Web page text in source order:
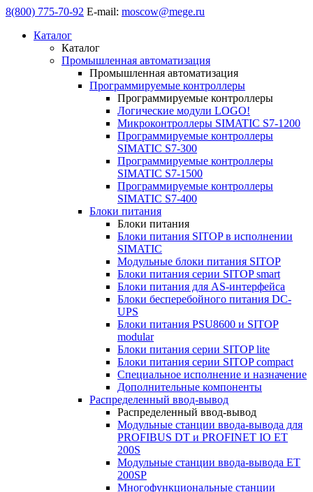
8(800) 775-70-92 E-mail: moscow@mege.ru
Каталог
Каталог
Промышленная автоматизация
Промышленная автоматизация
Программируемые контроллеры
Программируемые контроллеры
Логические модули LOGO!
Микроконтроллеры SIMATIC S7-1200
Программируемые контроллеры
SIMATIC S7-300
Программируемые контроллеры
SIMATIC S7-1500
Программируемые контроллеры
SIMATIC S7-400
Блоки питания
Блоки питания
Блоки питания SITOP в исполнении
SIMATIC
Модульные блоки питания SITOP
Блоки питания серии SITOP smart
Блоки питания для AS-интерфейса
Блоки бесперебойного питания DC-
UPS
Блоки питания PSU8600 и SITOP
modular
Блоки питания серии SITOP lite
Блоки питания серии SITOP compact
Специальное исполнение и назначение
Дополнительные компоненты
Распределенный ввод-вывод
Распределенный ввод-вывод
Модульные станции ввода-вывода для
PROFIBUS DT и PROFINET IO ET
200S
Модульные станции ввода-вывода ET
200SP
Многофункциональные станции